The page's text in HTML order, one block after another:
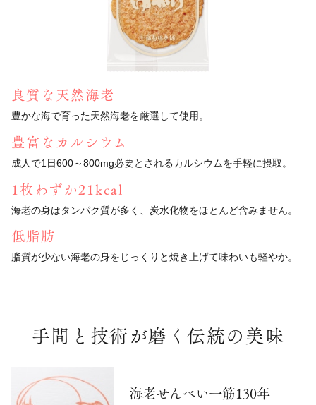
良質な天然海老
豊かな海で育った天然海老を厳選して使用。
豊富なカルシウム
成人で1日600～800mg必要とされるカルシウムを手軽に摂取。
1枚わずか21kcal
海老の身はタンパク質が多く、 炭水化物をほとんど含みません。
低脂肪
脂質が少ない海老の身をじっくりと焼き上げて味わいも軽やか。
手間と技術が磨く伝統の美味
海老せんべい一筋130年